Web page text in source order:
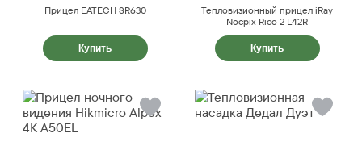
Прицел EATECH SR630
Купить
Тепловизионный прицел iRay
Nocpix Rico 2 L42R
Купить